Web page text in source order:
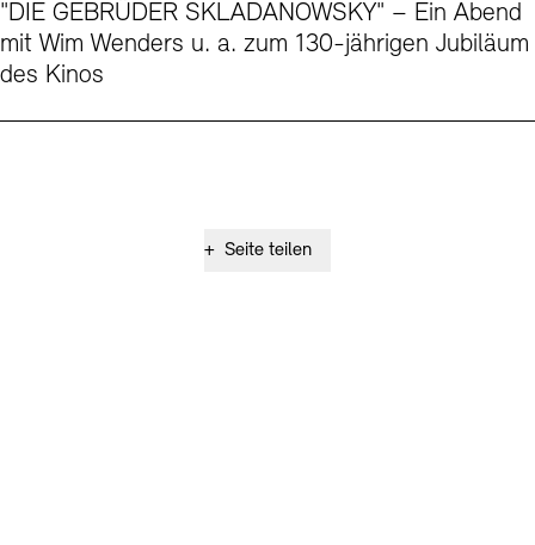
"DIE GEBRÜDER SKLADANOWSKY" – Ein Abend
mit Wim Wenders u. a. zum 130-jährigen Jubiläum
des Kinos
+ Seite teilen